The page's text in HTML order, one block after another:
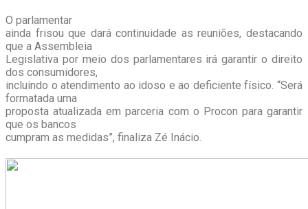
O parlamentar
ainda frisou que dará continuidade as reuniões, destacando
que a Assembleia
Legislativa por meio dos parlamentares irá garantir o direito
dos consumidores,
incluindo o atendimento ao idoso e ao deficiente físico. “Será
formatada uma
proposta atualizada em parceria com o Procon para garantir
que os bancos
cumpram as medidas”, finaliza Zé Inácio.